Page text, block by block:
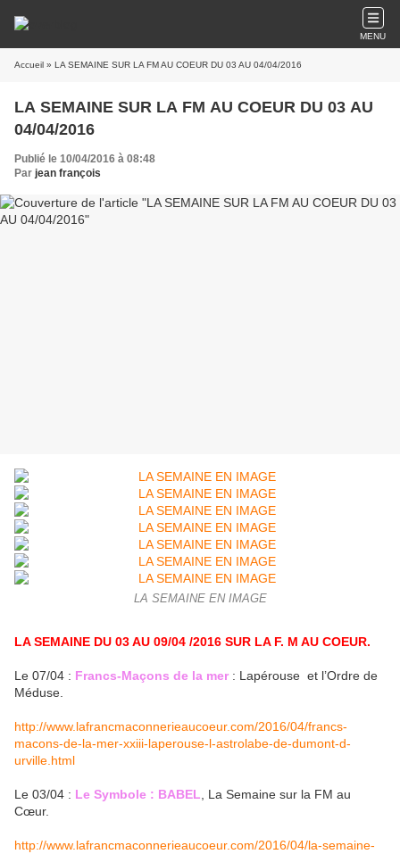
MENU
Accueil » LA SEMAINE SUR LA FM AU COEUR DU 03 AU 04/04/2016
LA SEMAINE SUR LA FM AU COEUR DU 03 AU
04/04/2016
Publié le 10/04/2016 à 08:48
Par jean françois
LA SEMAINE EN IMAGE
LA SEMAINE DU 03 AU 09/04 /2016 SUR LA F. M AU COEUR.
Le 07/04 : Francs-Maçons de la mer: Lapérouse et l’Ordre de
Méduse.
http://www.lafrancmaconnerieaucoeur.com/2016/04/francs-
macons-de-la-mer-xxiii-laperouse-l-astrolabe-de-dumont-d-
urville.html
Le 03/04 : Le Symbole : BABEL , La Semaine sur la FM au
Cœur.
http://www.lafrancmaconnerieaucoeur.com/2016/04/la-semaine-